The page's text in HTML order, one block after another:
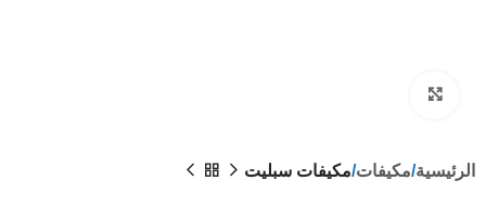
الرئيسية مكيفات مكيفات سبليت